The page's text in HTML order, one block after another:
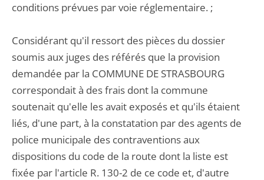
conditions prévues par voie réglementaire. ;
Considérant qu'il ressort des pièces du dossier
soumis aux juges des référés que la provision
demandée par la COMMUNE DE STRASBOURG
correspondait à des frais dont la commune
soutenait qu'elle les avait exposés et qu'ils étaient
liés, d'une part, à la constatation par des agents de
police municipale des contraventions aux
dispositions du code de la route dont la liste est
fixée par l'article R. 130-2 de ce code et, d'autre